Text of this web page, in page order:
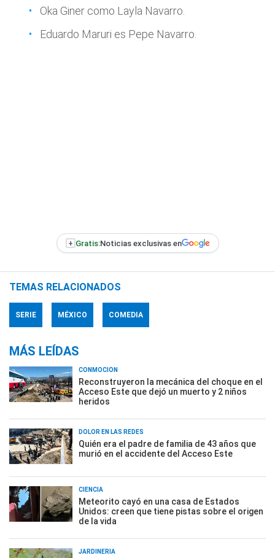
Oka Giner como Layla Navarro.
Eduardo Maruri es Pepe Navarro.
+ Gratis:Noticias exclusivas en
TEMAS RELACIONADOS
SERIE MÉXICO COMEDIA
MÁS LEÍDAS
CONMOCIÓN
Reconstruyeron la mecánica del choque en el
Acceso Este que dejó un muerto y 2 niños
heridos
DOLOR EN LAS REDES
Quién era el padre de familia de 43 años que
murió en el accidente del Acceso Este
CIENCIA
Meteorito cayó en una casa de Estados
Unidos: creen que tiene pistas sobre el origen
de la vida
JARDINERÍA